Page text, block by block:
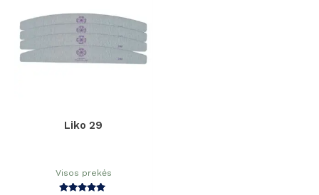
Liko 29
Visos prekės